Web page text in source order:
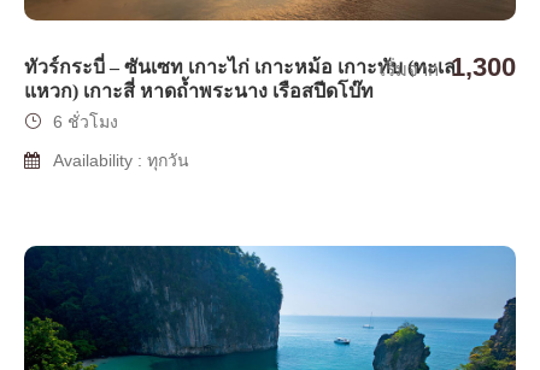
ทัวร์กระบี่ – ซันเซท เกาะไก่ เกาะหม้อ เกาะทับ (ทะเล
แหวก) เกาะสี่ หาดถ้ำพระนาง เรือสปีดโบ๊ท
เริ่มจาก 1,300
6 ชั่วโมง
Availability : ทุกวัน